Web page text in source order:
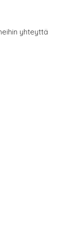
yhteyttä